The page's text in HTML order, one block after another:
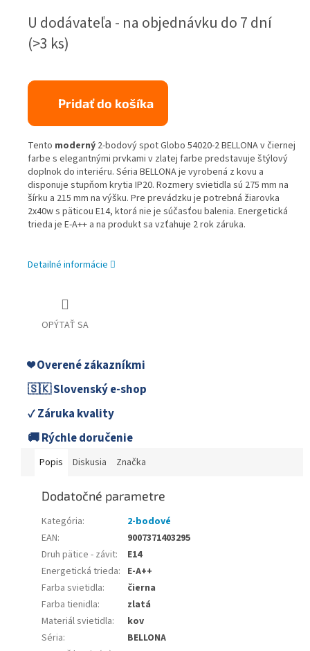
cena:
U dodávateľa - na objednávku do 7 dní
(>3 ks)
Pridať do košíka
Tento moderný 2-bodový spot Globo 54020-2 BELLONA v čiernej
farbe s elegantnými prvkami v zlatej farbe predstavuje štýlový
doplnok do interiéru. Séria BELLONA je vyrobená z kovu a
disponuje stupňom krytia IP20. Rozmery svietidla sú 275 mm na
šírku a 215 mm na výšku. Pre prevádzku je potrebná žiarovka
2x40w s päticou E14, ktorá nie je súčasťou balenia. Energetická
trieda je E-A++ a na produkt sa vzťahuje 2 rok záruka.
Detailné informácie
OPÝTAŤ SA
❤️ Overené zákazníkmi
🇸🇰 Slovenský e-shop
✓ Záruka kvality
🚚 Rýchle doručenie
Popis Diskusia Značka
Dodatočné parametre
Kategória:
2-bodové
EAN:
9007371403295
Druh pätice - závit:
E14
Energetická trieda: E-A++
Farba svietidla:
čierna
Farba tienidla:
zlatá
Materiál svietidla:
kov
Séria:
BELLONA